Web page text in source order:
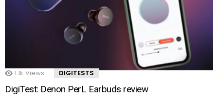
1.1k Views DIGITESTS
DigiTest: Denon PerL Earbuds review